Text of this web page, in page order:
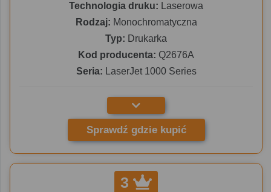
Technologia druku: Laserowa
Rodzaj: Monochromatyczna
Typ: Drukarka
Kod producenta: Q2676A
Seria: LaserJet 1000 Series
Sprawdź gdzie kupić
3